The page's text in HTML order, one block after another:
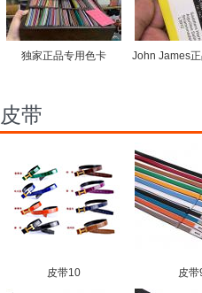
独家正品专用色卡
皮带
皮带10 皮带